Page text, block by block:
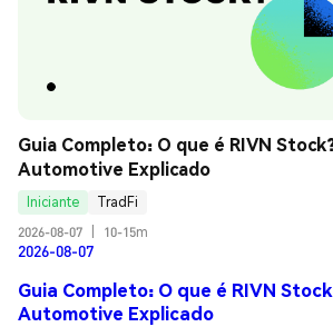
Guia Completo: O que é RIVN
Automotive Explicado
Iniciante
TradFi
2026-08-07
10-15m
2026-08-07
Guia Completo: O que é RIVN
Automotive Explicado